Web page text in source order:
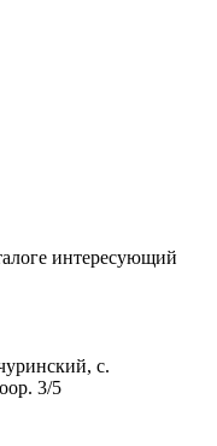
интересующий
с.
3/5